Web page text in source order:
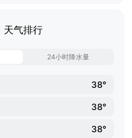
天气排行
24小时降水量
38°
38°
38°